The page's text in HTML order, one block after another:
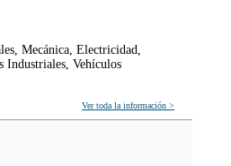
Mecánica, Electricidad,
Industriales, Vehículos
Ver toda la información >